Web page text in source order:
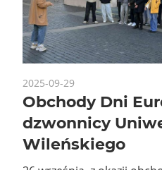
2025-09-29
Obchody Dni
dzwonnicy
Wileńskiego